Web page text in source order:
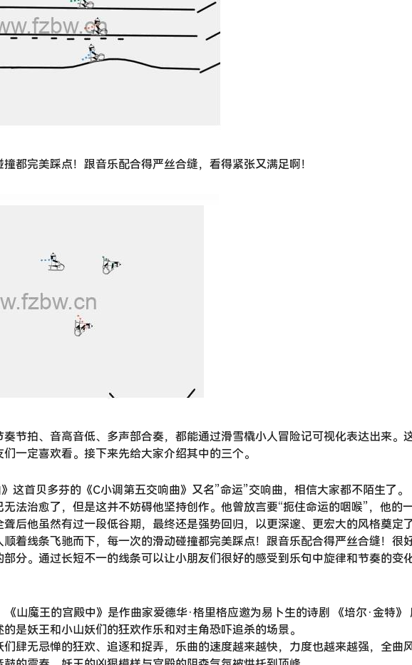
都完美踩点！跟音乐配合得严丝合缝，看得紧张又满足啊！
节拍、音高音低、多声部合奏，都能通过滑雪橇小人冒险记可视化表达出来。
一定喜欢看。接下来先给大家介绍其中的三个。
这首贝多芬的《C小调第五交响曲》又名”命运”交响曲，相信大家都不陌生了。
法治愈了，但是这并不妨碍他坚持创作。他曾放言要“扼住命运的咽喉”，他的
后他虽然有过一段低谷期，最终还是强势回归，以更深邃、更宏大的风格奠定
着线条飞驰而下，每一次的滑动碰撞都完美踩点！跟音乐配合得严丝合缝！很
分。通过长短不一的线条可以让小朋友们很好的感受到乐句中旋律和节奏的变化
山魔王的宫殿中》是作曲家爱德华·格里格应邀为易卜生的诗剧 《培尔·金特》
是妖王和小山妖们的狂欢作乐和对主角恐吓追杀的场景。
肆无忌惮的狂欢、追逐和捉弄，乐曲的速度越来越快，力度也越来越强，全曲